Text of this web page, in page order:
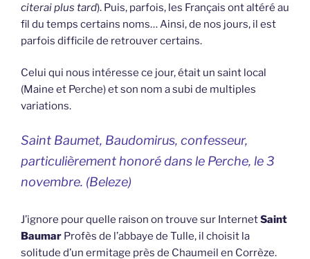
citerai plus tard). Puis, parfois, les Français ont altéré au
fil du temps certains noms… Ainsi, de nos jours, il est
parfois difficile de retrouver certains.
Celui qui nous intéresse ce jour, était un saint local
(Maine et Perche) et son nom a subi de multiples
variations.
Saint Baumet, Baudomirus, confesseur,
particulièrement honoré dans le Perche, le 3
novembre. (Beleze)
J’ignore pour quelle raison on trouve sur InternetSaint
Baumar Profès de l’abbaye de Tulle, il choisit la
solitude d’un ermitage près de Chaumeil en Corrèze.